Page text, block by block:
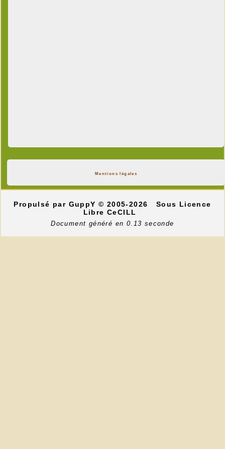
Mentions légales
Propulsé par GuppY© 2005-2026
Sous Licence
Libre CeCILL
Document généré en 0.13 seconde